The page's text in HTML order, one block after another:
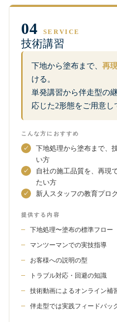
04 SERVICE
技術講習
下地から塗布まで、 再
ける。
単発講習から伴走型の
応じた2形態をご用意し
こんな方におすすめ
下地処理から塗布まで、
い方
自社の施工品質を、再現
たい方
新人スタッフの教育プロ
提供する内容
下地処理〜塗布の標準フロー
マンツーマンでの実技指導
お客様への説明の型
トラブル対応・回避の知識
技術動画によるオンライン補
伴走型では実践フィードバッ